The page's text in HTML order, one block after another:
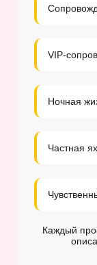
VIP-
Ночная
Частная
Каждый